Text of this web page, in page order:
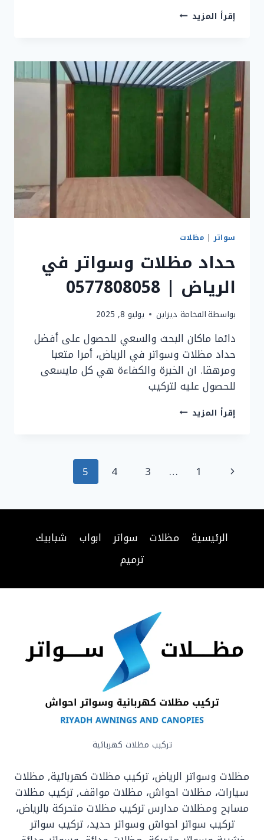
إقرأ المزيد تركيب
|
خدمات
مظلات
الرياض
سواتر| مظلات
حداد مظلات وسواتر في
الرياض | 0577808058
بواسطةالفخامة ديزاين يوليو 8, 2025
دائما ماكان البحث والسعي للحصول على أفضل
حداد مظلات وسواتر في الرياض، أمرا متعبا
ومرهقا. ان الخبرة والكفاءة هي كل مايسعى
للحصول عليه لتركيب
إقرأ المزيد حداد
تنقل
الصفحة
1
…
3
4
5
الرئيسية مظلات سواتر ابواب
شبابيك
ترميم
تركيب مظلات كهربائية
مظلات وسواتر الرياض، تركيب مظلات كهربائية, مظلات
سيارات، مظلات احواش، مظلات مواقف, تركيب مظلات
مسابح ومظلات مدارس تركيب مظلات متحركة بالرياض،
تركيب سواتر احواش وسواتر حديد، تركيب سواتر